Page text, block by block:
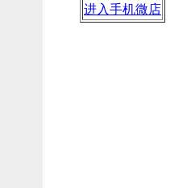
进入手机微店